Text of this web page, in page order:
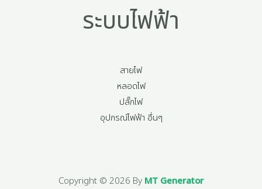
ระบบไฟฟ้า
สายไฟ
หลอดไฟ
ปลั๊กไฟ
อุปกรณ์ไฟฟ้า อื่นๆ
Copyright © 2026 By MT Generator